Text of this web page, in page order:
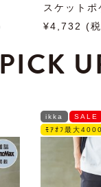
スケットポ
4,732
PICK
ikka
SALE
ﾓｱｵﾌ最大